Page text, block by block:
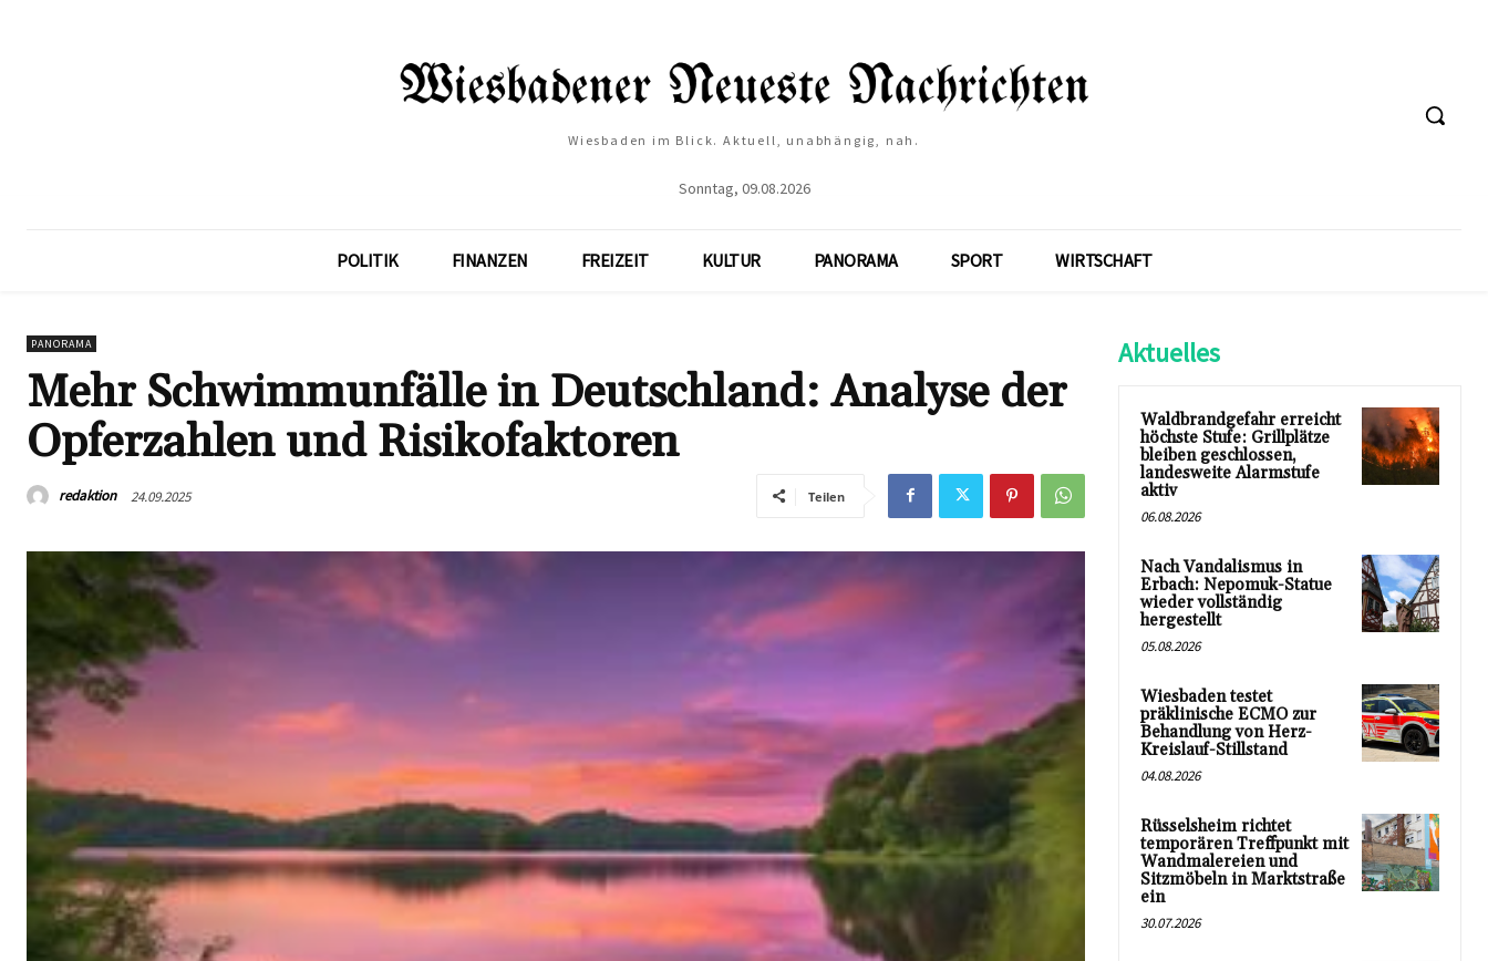
Wiesbaden im Blick. Aktuell, unabhängig, nah.
Sonntag, 09.08.2026
POLITIK FINANZEN FREIZEIT KULTUR PANORAMA SPORT WIRTSCHAFT
PANORAMA
Mehr Schwimmunfälle in Deutschland: Analyse der
Opferzahlen und Risikofaktoren
redaktion 24.09.2025 Teilen
Aktuelles
Waldbrandgefahr erreicht
höchste Stufe: Grillplätze
bleiben geschlossen,
landesweite Alarmstufe
aktiv
06.08.2026
Nach Vandalismus in
Erbach: Nepomuk-Statue
wieder vollständig
hergestellt
05.08.2026
Wiesbaden testet
präklinische ECMO zur
Behandlung von Herz-
Kreislauf-Stillstand
04.08.2026
Rüsselsheim richtet
temporären Treffpunkt mit
Wandmalereien und
Sitzmöbeln in Marktstraße
ein
30.07.2026